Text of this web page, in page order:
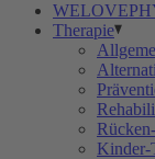
Therapie
Kinder-